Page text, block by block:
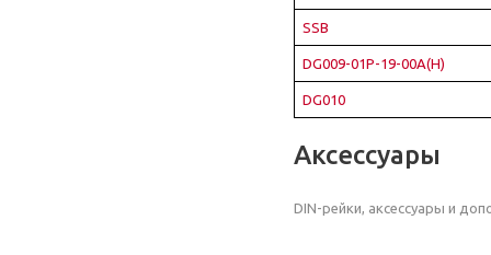
SSB
DG009-01P-19-00A(H)
DG010
Аксессуары
DIN-рейки, аксессуары и